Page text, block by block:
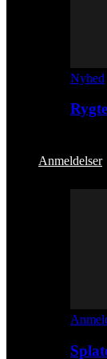
Nyhed
Anmeldelser